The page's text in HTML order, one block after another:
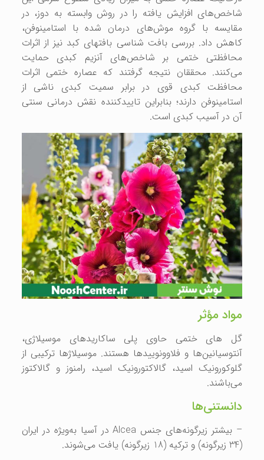
شاخص‌های افزایش یافته را در روش وابسته به دوز، در
مقایسه با گروه موش‌های درمان شده با استامینوفن،
کاهش داد. بررسی بافت شناسی بافت‎های کبد نیز از اثرات
محافظتی ختمی بر شاخص‌های آنزیم کبدی حمایت
می‌کنند. محققان نتیجه گرفتند که عصاره ختمی اثرات
محافظت کبدی قوی در برابر سمیت کبدی ناشی از
استامینوفن دارند؛ بنابراین تاییدکننده نقش درمانی سنتی
آن در آسیب کبدی است.
مواد مؤثر
گل های ختمی حاوی پلی ساکاریدهای موسیلاژی،
آنتوسیانین‌ها و فلاوونوییدها هستند. موسیلاژها ترکیبی از
گلوکورونیک اسید، گالاکتورونیک اسید، رامنوز و گالاکتوز
می‌باشند.
دانستنی‌ها
– بیشتر زیرگونه‌های جنس Alcea در آسیا به‌ویژه در ایران
(34 زیرگونه) و ترکیه (18 زیرگونه) یافت می‌شوند.